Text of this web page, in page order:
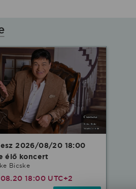
2026/08/20 18:00
élő koncert
Bicske
18:00 UTC+2